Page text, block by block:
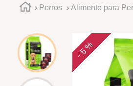
Perros Alimento para
-
5 %